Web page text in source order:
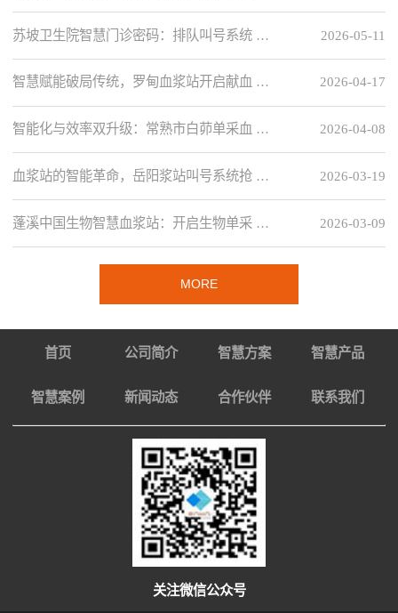
2026-05-11
苏坡卫生院智慧门诊密码：排队叫号系统 …
2026-04-17
智慧赋能破局传统，罗甸血浆站开启献血 …
2026-04-08
智能化与效率双升级：常熟市白茆单采血 …
2026-03-19
血浆站的智能革命，岳阳浆站叫号系统抢 …
2026-03-09
蓬溪中国生物智慧血浆站：开启生物单采 …
MORE
首页 公司简介 智慧方案 智慧产品
智慧案例 新闻动态 合作伙伴 联系我们
关注微信公众号